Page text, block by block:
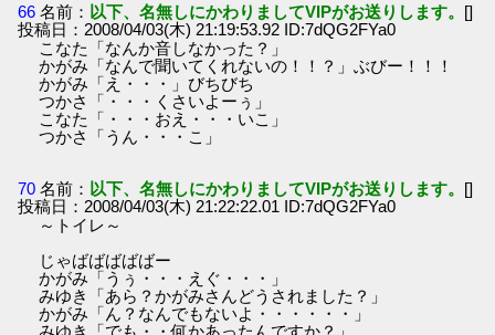
66 名前： 以下、名無しにかわりましてVIPがお送りします。 []
投稿日：2008/04/03(木) 21:19:53.92 ID:7dQG2FYa0
こなた「なんか音しなかった？」
かがみ「なんで聞いてくれないの！！？」ぶびー！！！
かがみ「え・・・」びちびち
つかさ「・・・くさいよーぅ」
こなた「・・・おえ・・・いこ」
つかさ「うん・・・こ」
70 名前： 以下、名無しにかわりましてVIPがお送りします。 []
投稿日：2008/04/03(木) 21:22:22.01 ID:7dQG2FYa0
～トイレ～
じゃばばばばばー
かがみ「うぅ・・・えぐ・・・」
みゆき「あら？かがみさんどうされました？」
かがみ「ん？なんでもないよ・・・・・・」
みゆき「でも・・何かあったんですか？」